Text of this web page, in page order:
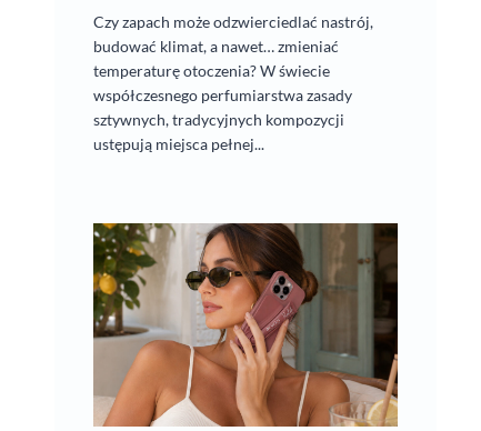
Czy zapach może odzwierciedlać nastrój,
budować klimat, a nawet… zmieniać
temperaturę otoczenia? W świecie
współczesnego perfumiarstwa zasady
sztywnych, tradycyjnych kompozycji
ustępują miejsca pełnej...